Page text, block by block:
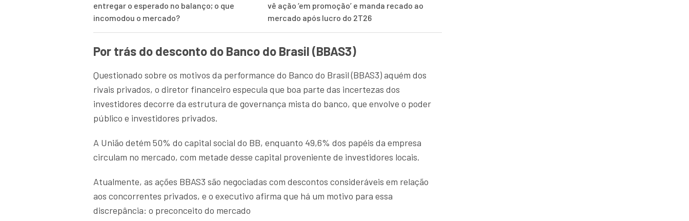
entregar o esperado no balanço; o que
incomodou o mercado?
vê ação ‘em promoção’ e manda recado ao
mercado após lucro do 2T26
Por trás do desconto do Banco do Brasil (BBAS3)
Questionado sobre os motivos da performance do Banco do Brasil (BBAS3) aquém dos
rivais privados, o diretor financeiro especula que boa parte das incertezas dos
investidores decorre da estrutura de governança mista do banco, que envolve o poder
público e investidores privados.
A União detém 50% do capital social do BB, enquanto 49,6% dos papéis da empresa
circulam no mercado, com metade desse capital proveniente de investidores locais.
Atualmente, as ações BBAS3 são negociadas com descontos consideráveis em relação
aos concorrentes privados, e o executivo afirma que há um motivo para essa
discrepância: o preconceito do mercado